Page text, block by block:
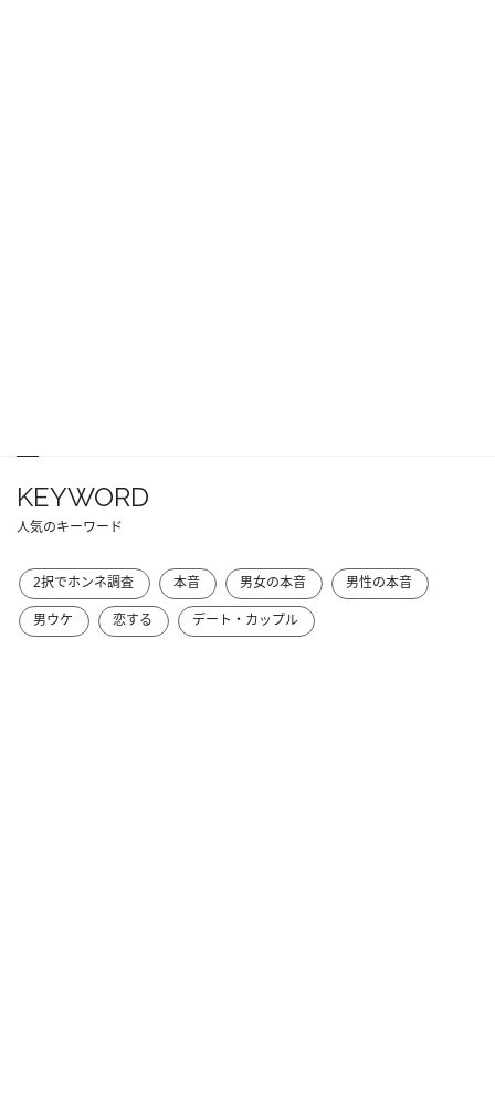
KEYWORD
人気のキーワード
2択でホンネ調査 本音 男女の本音
男性の本音
男ウケ
恋する デート・カップル